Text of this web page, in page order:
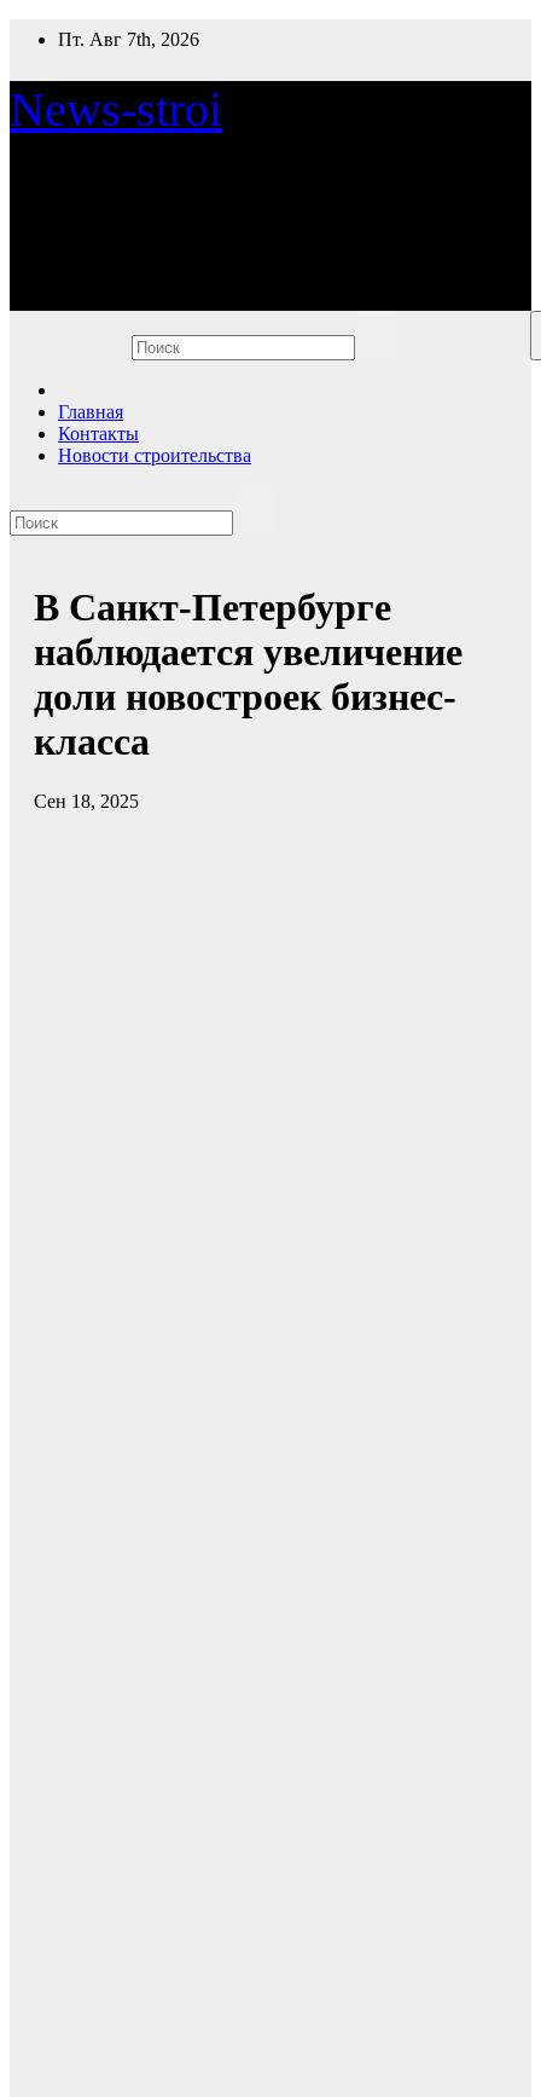
Перейти
Пт. Авг 7th, 2026
News-stroi
Главная
Контакты
Новости строительства
В Санкт-Петербурге
наблюдается увеличение
доли новостроек бизнес-
класса
Сен 18, 2025